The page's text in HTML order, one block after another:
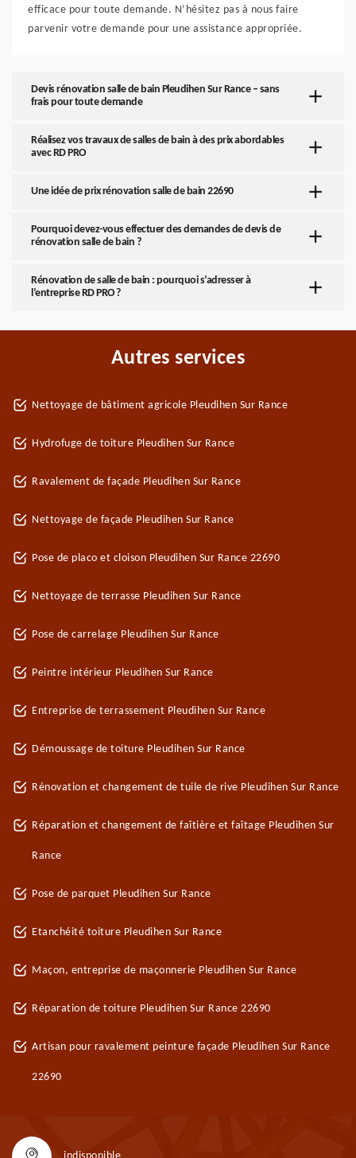
efficace pour toute demande. N’hésitez pas à nous faire
parvenir votre demande pour une assistance appropriée.
Devis rénovation salle de bain Pleudihen Sur Rance – sans
frais pour toute demande
Réalisez vos travaux de salles de bain à des prix abordables
avec RD PRO
Une idée de prix rénovation salle de bain 22690
Pourquoi devez-vous effectuer des demandes de devis de
rénovation salle de bain ?
Rénovation de salle de bain : pourquoi s’adresser à
l’entreprise RD PRO ?
Autres services
Nettoyage de bâtiment agricole Pleudihen Sur Rance
Hydrofuge de toiture Pleudihen Sur Rance
Ravalement de façade Pleudihen Sur Rance
Nettoyage de façade Pleudihen Sur Rance
Pose de placo et cloison Pleudihen Sur Rance 22690
Nettoyage de terrasse Pleudihen Sur Rance
Pose de carrelage Pleudihen Sur Rance
Peintre intérieur Pleudihen Sur Rance
Entreprise de terrassement Pleudihen Sur Rance
Démoussage de toiture Pleudihen Sur Rance
Rénovation et changement de tuile de rive Pleudihen Sur Rance
Réparation et changement de faîtière et faîtage Pleudihen Sur
Rance
Pose de parquet Pleudihen Sur Rance
Etanchéité toiture Pleudihen Sur Rance
Maçon, entreprise de maçonnerie Pleudihen Sur Rance
Réparation de toiture Pleudihen Sur Rance 22690
Artisan pour ravalement peinture façade Pleudihen Sur Rance
22690